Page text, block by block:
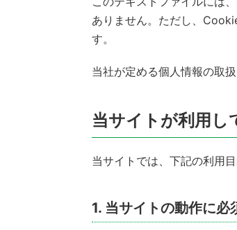
ありません。ただし、
す。
当社が定める個人情報の取
当サイトが利用
当サイトでは、下記の利用
1. 当サイトの動作に必